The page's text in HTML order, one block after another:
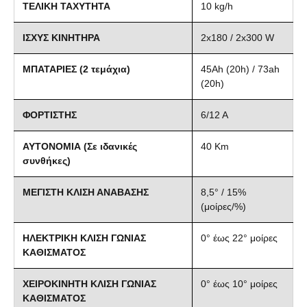
ΤΕΛΙΚΗ ΤΑΧΥΤΗΤΑ 10 kg/h
ΙΣΧΥΣ ΚΙΝΗΤΗΡΑ 2x180 / 2x300 W
ΜΠΑΤΑΡΙΕΣ (2 τεμάχια)
45Ah (20h) / 73ah
(20h)
ΦΟΡΤΙΣΤΗΣ 6/12 A
ΑΥΤΟΝΟΜΙΑ (Σε ιδανικές
συνθήκες)
40 Km
ΜΕΓΙΣΤΗ ΚΛΙΣΗ ΑΝΑΒΑΣΗΣ
8,5° / 15%
(μοίρες/%)
ΗΛΕΚΤΡΙΚΗ ΚΛΙΣΗ ΓΩΝΙΑΣ
ΚΑΘΙΣΜΑΤΟΣ
0° έως 22° μοίρες
ΧΕΙΡΟΚΙΝΗΤΗ ΚΛΙΣΗ ΓΩΝΙΑΣ
ΚΑΘΙΣΜΑΤΟΣ
0° έως 10° μοίρες